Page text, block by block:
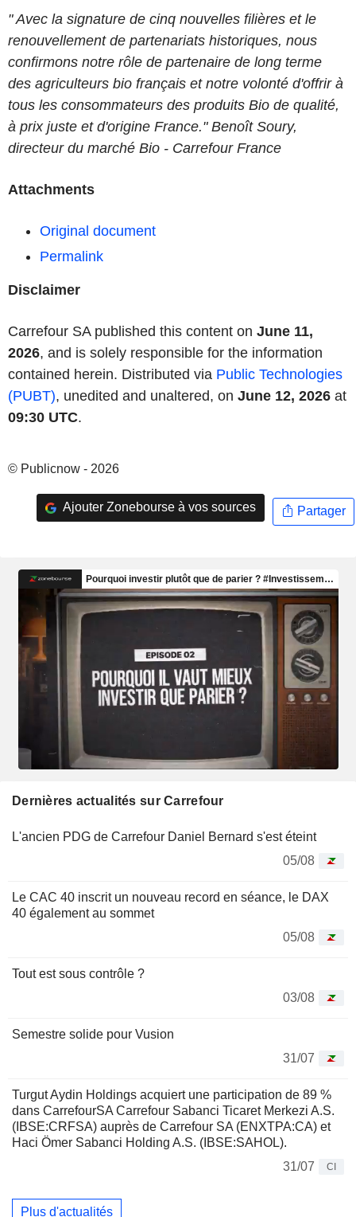
" Avec la signature de cinq nouvelles filières et le
renouvellement de partenariats historiques, nous
confirmons notre rôle de partenaire de long terme
des agriculteurs bio français et notre volonté d'offrir à
tous les consommateurs des produits Bio de qualité,
à prix juste et d'origine France." Benoît Soury,
directeur du marché Bio - Carrefour France
Attachments
Original document
Permalink
Disclaimer
Carrefour SA published this content on June 11,
2026, and is solely responsible for the information
contained herein. Distributed via Public Technologies
(PUBT), unedited and unaltered, on June 12, 2026 at
09:30 UTC.
© Publicnow - 2026
Ajouter Zonebourse à vos sources Partager
Dernières actualités sur Carrefour
L'ancien PDG de Carrefour Daniel Bernard s'est éteint
05/08
Le CAC 40 inscrit un nouveau record en séance, le DAX
40 également au sommet
05/08
Tout est sous contrôle ?
03/08
Semestre solide pour Vusion
31/07
Turgut Aydin Holdings acquiert une participation de 89 %
dans CarrefourSA Carrefour Sabanci Ticaret Merkezi A.S.
(IBSE:CRFSA) auprès de Carrefour SA (ENXTPA:CA) et
Haci Ömer Sabanci Holding A.S. (IBSE:SAHOL).
31/07
CI
Plus d'actualités